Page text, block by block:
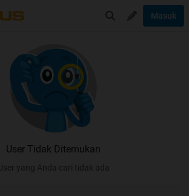
Masuk
User Tidak Ditemukan
yang Anda cari tidak ada